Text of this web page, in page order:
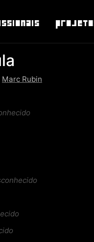
Marc Rubin